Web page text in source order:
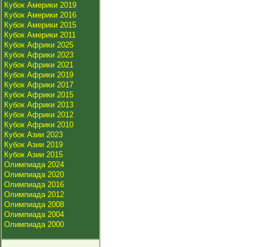
Кубок Америки 2019
Кубок Америки 2016
Кубок Америки 2015
Кубок Америки 2011
Кубок Африки 2025
Кубок Африки 2023
Кубок Африки 2021
Кубок Африки 2019
Кубок Африки 2017
Кубок Африки 2015
Кубок Африки 2013
Кубок Африки 2012
Кубок Африки 2010
Кубок Азии 2023
Кубок Азии 2019
Кубок Азии 2015
Олимпиада 2024
Олимпиада 2020
Олимпиада 2016
Олимпиада 2012
Олимпиада 2008
Олимпиада 2004
Олимпиада 2000